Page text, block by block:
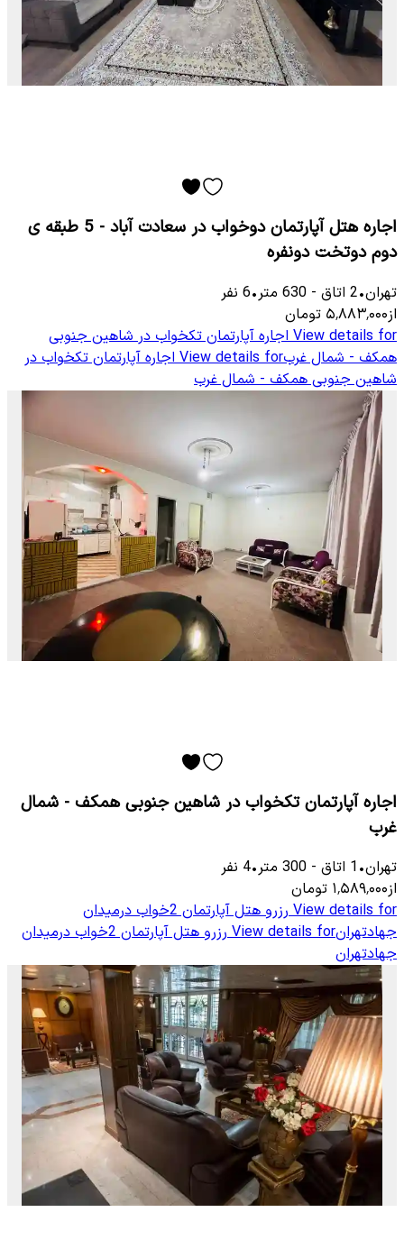
اجاره هتل آپارتمان دوخواب در سعادت آباد - 5 طبقه ی
دوم دوتخت دونفره
تهران•
2 اتاق -
630 متر•
6 نفر
از۵٬۸۸۳٬۰۰۰ تومان
View details for اجاره آپارتمان تکخواب در شاهین جنوبی
همکف - شمال غربView details for اجاره آپارتمان تکخواب در
شاهین جنوبی همکف - شمال غرب
اجاره آپارتمان تکخواب در شاهین جنوبی همکف - شمال
غرب
تهران•
1 اتاق -
300 متر•
4 نفر
از۱٬۵۸۹٬۰۰۰ تومان
View details for
رزرو هتل آپارتمان 2خواب درمیدان
جهادتهرانView details for
رزرو هتل آپارتمان 2خواب درمیدان
جهادتهران